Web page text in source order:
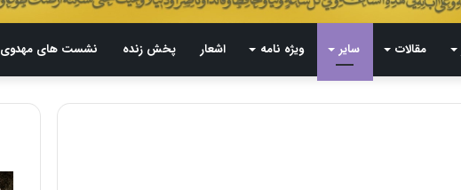
مقالات سایر ویژه نامه اشعار پخش زنده نشست های مهدوی